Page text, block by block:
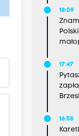
18:09
17:47
16:58